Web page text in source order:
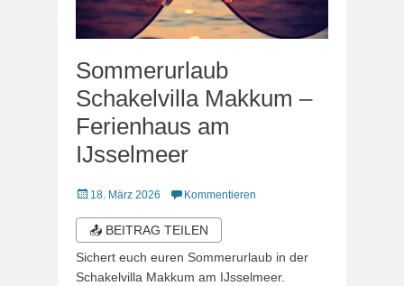
Sommerurlaub
Schakelvilla Makkum –
Ferienhaus am
IJsselmeer
Veröffentlicht
18. März 2026 Kommentieren
📤 BEITRAG TEILEN
Sichert euch euren Sommerurlaub in der
Schakelvilla Makkum am IJsselmeer.